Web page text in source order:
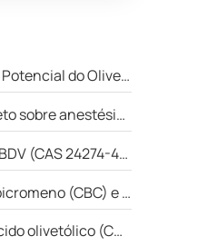
3): Um Composto Chave com Aplicações Promissoras
locais: procaína versus lidocaína
grande novidade no mundo dos canabinoides?
ele é importante na indústria da cannabis?
(CAS 491-72-5) tão atraente?